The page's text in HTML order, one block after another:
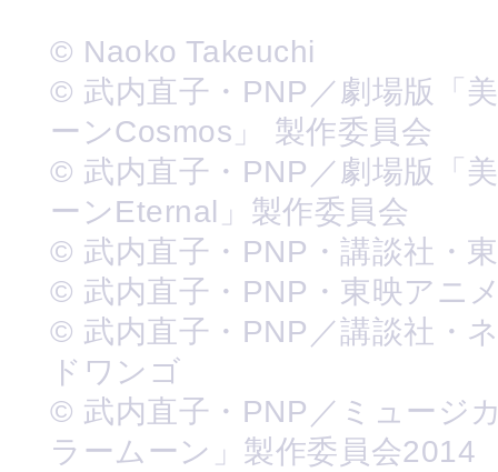
© Naoko Takeuchi
© 武内直子・PNP／劇場版「
ーンCosmos」 製作委員会
© 武内直子・PNP／劇場版「
ーンEternal」製作委員会
© 武内直子・PNP・講談社・
© 武内直子・PNP・東映アニ
© 武内直子・PNP／講談社・
ドワンゴ
© 武内直子・PNP／ミュージ
ラームーン」製作委員会2014